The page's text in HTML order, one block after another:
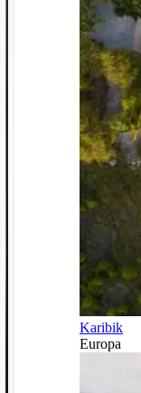
Karibik
Europa